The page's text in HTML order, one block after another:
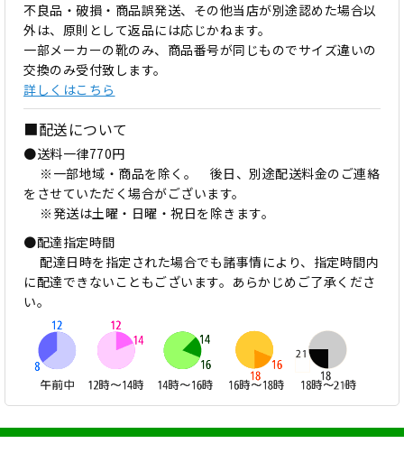
不良品・破損・商品誤発送、その他当店が別途認めた場合以
外は、原則として返品には応じかねます。
一部メーカーの靴のみ、商品番号が同じものでサイズ違いの
交換のみ受付致します。
詳しくはこちら
■配送について
●送料一律770円
※一部地域・商品を除く。 後日、別途配送料金のご連絡
をさせていただく場合がございます。
※発送は土曜・日曜・祝日を除きます。
●配達指定時間
配達日時を指定された場合でも諸事情により、指定時間内
に配達できないこともございます。あらかじめご了承くださ
い。